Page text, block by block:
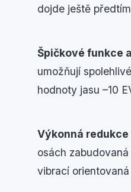
dojde ještě
Špičkové funkce
umožňují
hodnoty jasu –10
Výkonná
osách
vibrací